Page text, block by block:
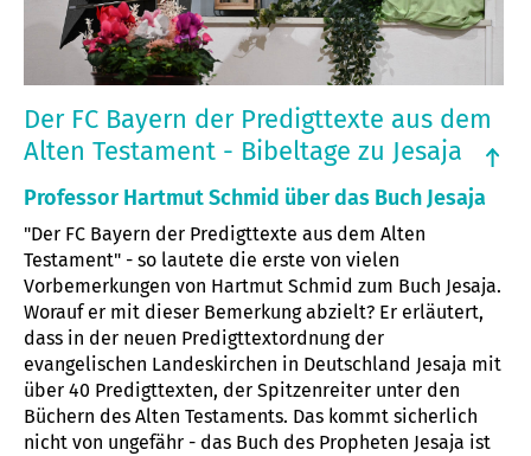
Der FC Bayern der Predigttexte aus dem
Alten Testament - Bibeltage zu Jesaja
Professor Hartmut Schmid über das Buch Jesaja
"Der FC Bayern der Predigttexte aus dem Alten
Testament" - so lautete die erste von vielen
Vorbemerkungen von Hartmut Schmid zum Buch Jesaja.
Worauf er mit dieser Bemerkung abzielt? Er erläutert,
dass in der neuen Predigttextordnung der
evangelischen Landeskirchen in Deutschland Jesaja mit
über 40 Predigttexten, der Spitzenreiter unter den
Büchern des Alten Testaments. Das kommt sicherlich
nicht von ungefähr - das Buch des Propheten Jesaja ist